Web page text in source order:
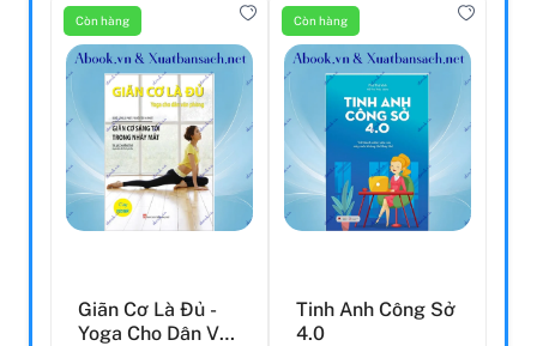
Còn hàng
Giãn Cơ Là Đủ -
Yoga Cho Dân Văn
Còn hàng
Tinh Anh Công Sở
4.0